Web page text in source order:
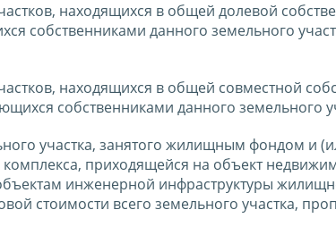
находящихся в общей долевой
собственниками данного земельного
находящихся в общей совместной
собственниками данного земельного
участка, занятого жилищным фондом и
приходящейся на объект
инженерной инфраструктуры
стоимости всего земельного участка,